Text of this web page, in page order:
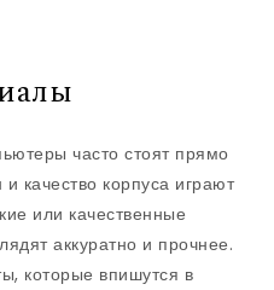
часто стоят прямо
качество корпуса играют
или качественные
аккуратно и прочнее.
которые впишутся в